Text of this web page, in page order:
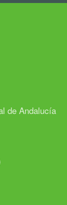
de Andalucía